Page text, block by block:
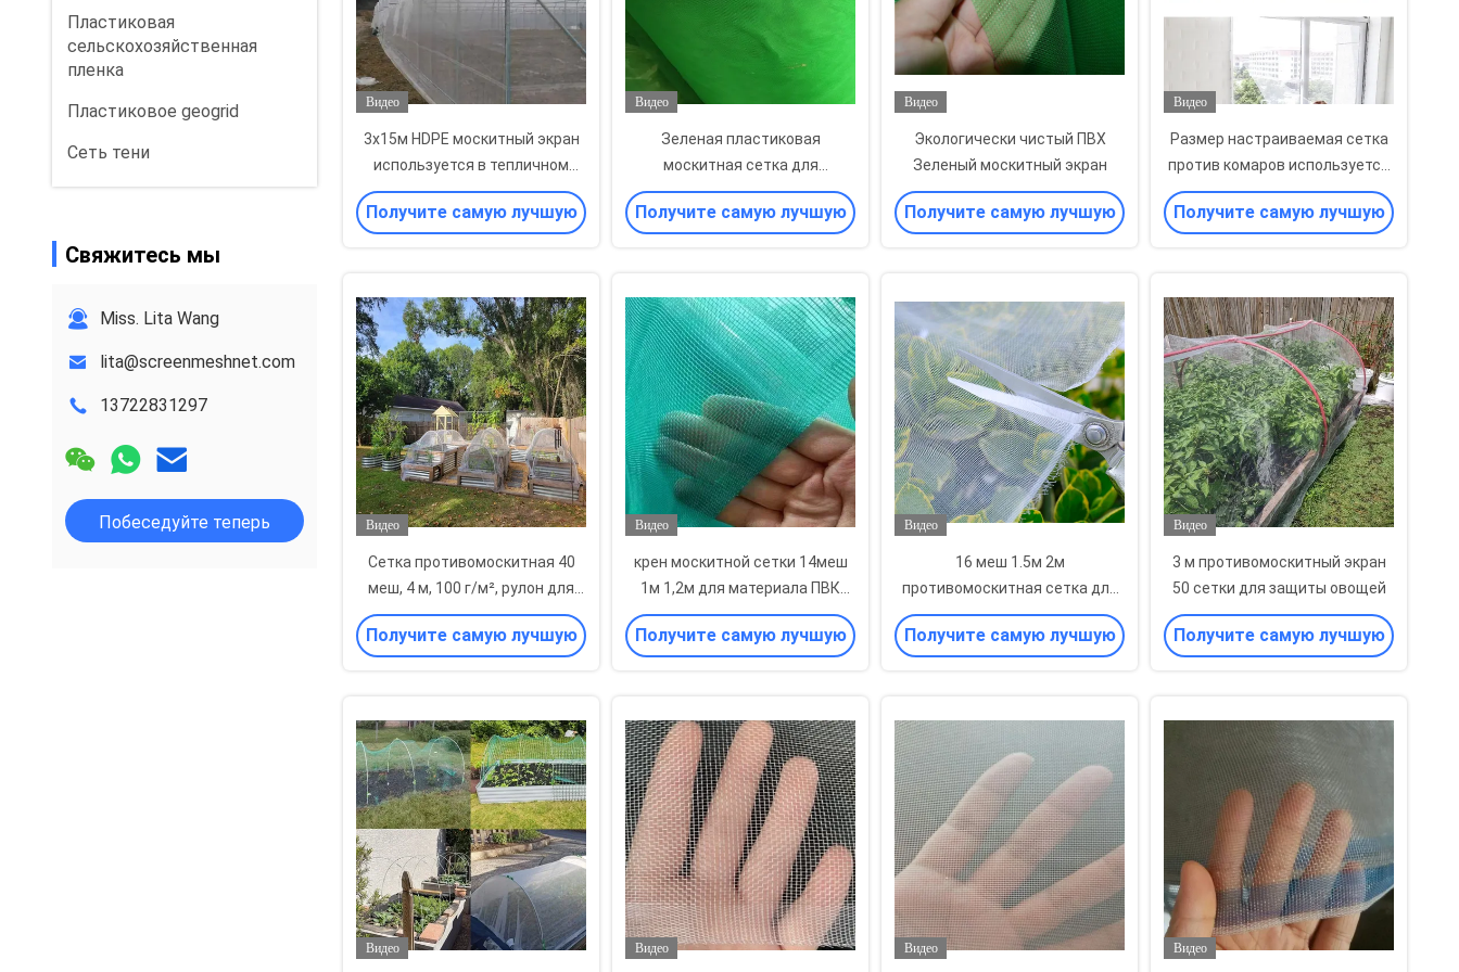
Пластиковая
сельскохозяйственная
пленка
Пластиковое geogrid
Сеть тени
Свяжитесь мы
Miss. Lita Wang
lita@screenmeshnet.com
13722831297
Побеседуйте теперь
Видео
3x15м HDPE москитный экран
используется в тепличном
саду
Получите самую лучшую
Видео
Зеленая пластиковая
москитная сетка для
сельского хозяйства теплица
Получите самую лучшую
Видео
Экологически чистый ПВХ
Зеленый москитный экран
Получите самую лучшую
Видео
Размер настраиваемая сетка
против комаров используется
в дверях окон и экране патио
Получите самую лучшую
Видео
Сетка противомоскитная 40
меш, 4 м, 100 г/м², рулон для
защиты фруктов от насекомых
Получите самую лучшую
Видео
крен москитной сетки 14меш
1м 1,2м для материала ПВК
экрана Виндовс
Получите самую лучшую
Видео
16 меш 1.5м 2м
противомоскитная сетка для
окон без затемнения
Получите самую лучшую
Видео
3 м противомоскитный экран
50 сетки для защиты овощей
Получите самую лучшую
Видео Видео Видео Видео